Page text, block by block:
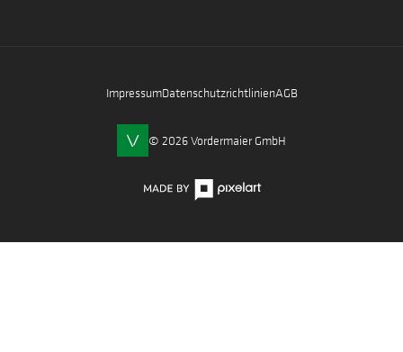
ImpressumDatenschutzrichtlinienAGB
© 2026 Vordermaier GmbH